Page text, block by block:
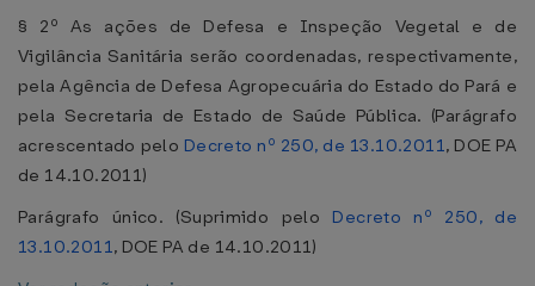
§ 2º As ações de Defesa e Inspeção Vegetal e de
Vigilância Sanitária serão coordenadas, respectivamente,
pela Agência de Defesa Agropecuária do Estado do Pará e
pela Secretaria de Estado de Saúde Pública. (Parágrafo
acrescentado pelo Decreto nº 250, de 13.10.2011, DOE PA
de 14.10.2011)
Parágrafo único. (Suprimido pelo Decreto nº 250, de
13.10.2011, DOE PA de 14.10.2011)